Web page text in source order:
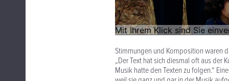
Stimmungen und Komposition waren
„Der Text hat sich diesmal oft aus der
Musik hatte den Texten zu folgen.“